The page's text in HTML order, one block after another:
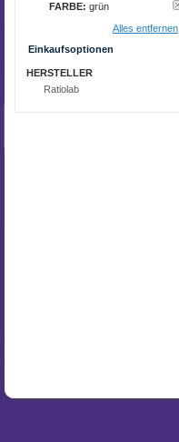
FARBE: grün
Alles entfernen
Einkaufsoptionen
HERSTELLER
Ratiolab